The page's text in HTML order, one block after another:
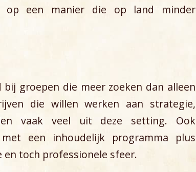
een manier die op land minder
groepen die meer zoeken dan alleen
die willen werken aan strategie,
vaak veel uit deze setting. Ook
een inhoudelijk programma plus
toch professionele sfeer.